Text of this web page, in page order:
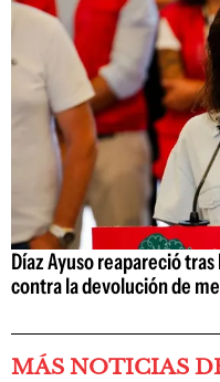
Díaz Ayuso reapareció
contra la devolución de
MÁS NOTICIAS